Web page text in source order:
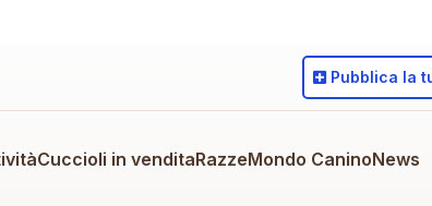
Cuccioli in venditaRazzeMondo CaninoNews
Pubblica la